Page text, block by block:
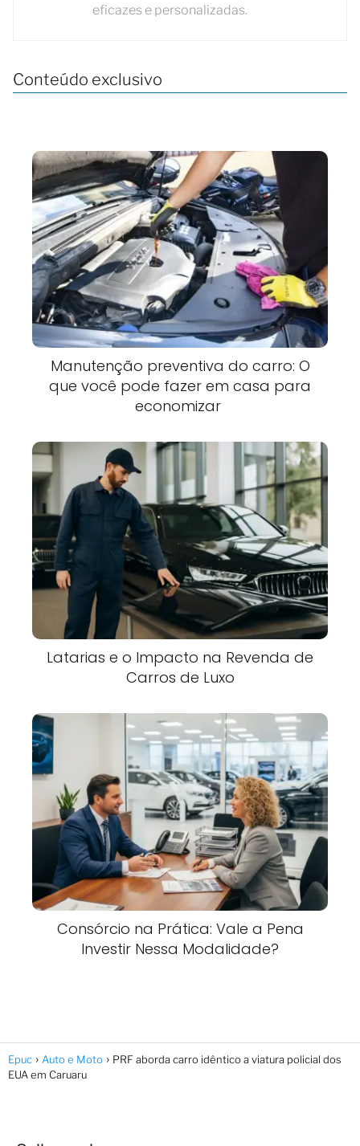
eficazes e personalizadas.
Conteúdo exclusivo
Manutenção preventiva do carro: O
que você pode fazer em casa para
economizar
Latarias e o Impacto na Revenda de
Carros de Luxo
Consórcio na Prática: Vale a Pena
Investir Nessa Modalidade?
Epuc Auto e Moto
PRF aborda carro idêntico a viatura policial dos
EUA em Caruaru